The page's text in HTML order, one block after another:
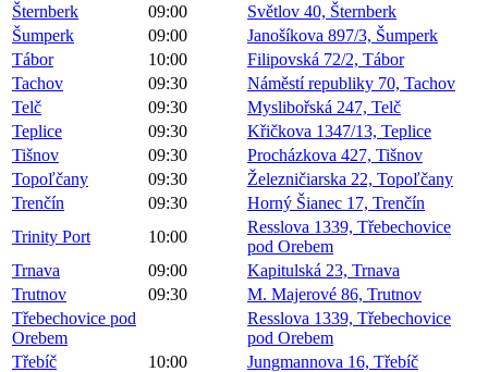
Šternberk
09:00
Světlov 40, Šternberk
Šumperk
09:00
Janošíkova 897/3, Šumperk
Tábor
10:00
Filipovská 72/2, Tábor
Tachov
09:30
Náměstí republiky 70, Tachov
Telč
09:30
Myslibořská 247, Telč
Teplice
09:30
Křičkova 1347/13, Teplice
Tišnov
09:30
Procházkova 427, Tišnov
Topoľčany
09:30
Železničiarska 22, Topoľčany
Trenčín
09:30
Horný Šianec 17, Trenčín
Trinity Port
10:00
Resslova 1339, Třebechovice
pod Orebem
Trnava
09:00
Kapitulská 23, Trnava
Trutnov
09:30
M. Majerové 86, Trutnov
Třebechovice pod
Orebem
Resslova 1339, Třebechovice
pod Orebem
Třebíč
10:00
Jungmannova 16, Třebíč